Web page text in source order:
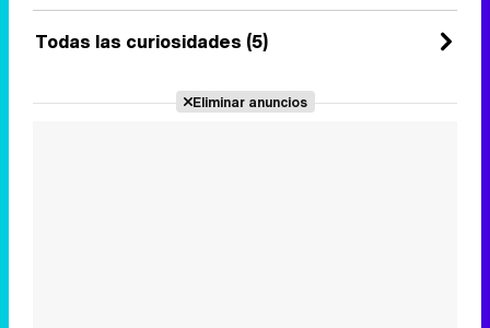
Todas las curiosidades (5)
Eliminar anuncios